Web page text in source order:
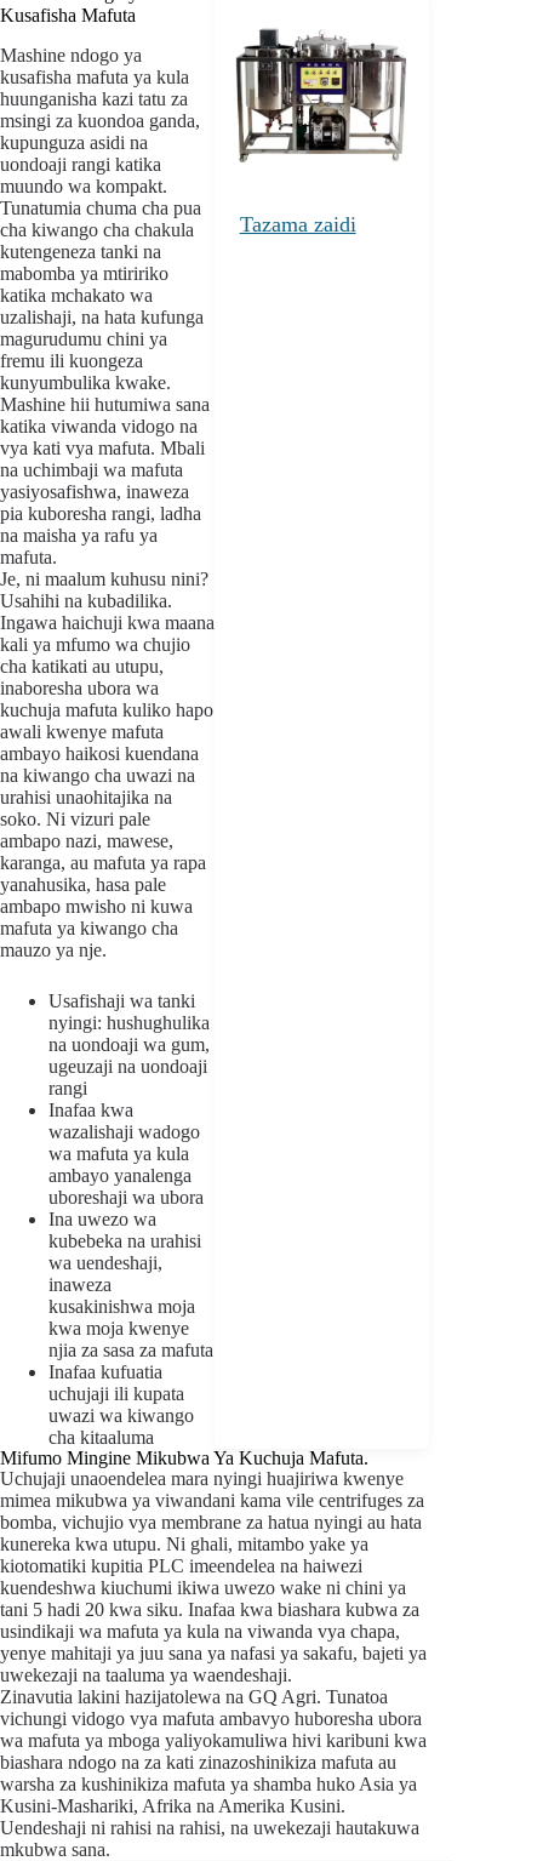
Kusafisha Mafuta
Mashine ndogo ya
kusafisha mafuta ya kula
huunganisha kazi tatu za
msingi za kuondoa ganda,
kupunguza asidi na
uondoaji rangi katika
muundo wa kompakt.
Tunatumia chuma cha pua
cha kiwango cha chakula
kutengeneza tanki na
mabomba ya mtiririko
katika mchakato wa
uzalishaji, na hata kufunga
magurudumu chini ya
fremu ili kuongeza
kunyumbulika kwake.
Mashine hii hutumiwa sana
katika viwanda vidogo na
vya kati vya mafuta. Mbali
na uchimbaji wa mafuta
yasiyosafishwa, inaweza
pia kuboresha rangi, ladha
na maisha ya rafu ya
mafuta.
Je, ni maalum kuhusu nini?
Usahihi na kubadilika.
Ingawa haichuji kwa maana
kali ya mfumo wa chujio
cha katikati au utupu,
inaboresha ubora wa
kuchuja mafuta kuliko hapo
awali kwenye mafuta
ambayo haikosi kuendana
na kiwango cha uwazi na
urahisi unaohitajika na
soko. Ni vizuri pale
ambapo nazi, mawese,
karanga, au mafuta ya rapa
yanahusika, hasa pale
ambapo mwisho ni kuwa
mafuta ya kiwango cha
mauzo ya nje.
Usafishaji wa tanki
nyingi: hushughulika
na uondoaji wa gum,
ugeuzaji na uondoaji
rangi
Inafaa kwa
wazalishaji wadogo
wa mafuta ya kula
ambayo yanalenga
uboreshaji wa ubora
Ina uwezo wa
kubebeka na urahisi
wa uendeshaji,
inaweza
kusakinishwa moja
kwa moja kwenye
njia za sasa za mafuta
Inafaa kufuatia
uchujaji ili kupata
uwazi wa kiwango
cha kitaaluma
Tazama zaidi
Mifumo Mingine Mikubwa Ya Kuchuja Mafuta.
Uchujaji unaoendelea mara nyingi huajiriwa kwenye
mimea mikubwa ya viwandani kama vile centrifuges za
bomba, vichujio vya membrane za hatua nyingi au hata
kunereka kwa utupu. Ni ghali, mitambo yake ya
kiotomatiki kupitia PLC imeendelea na haiwezi
kuendeshwa kiuchumi ikiwa uwezo wake ni chini ya
tani 5 hadi 20 kwa siku. Inafaa kwa biashara kubwa za
usindikaji wa mafuta ya kula na viwanda vya chapa,
yenye mahitaji ya juu sana ya nafasi ya sakafu, bajeti ya
uwekezaji na taaluma ya waendeshaji.
Zinavutia lakini hazijatolewa na GQ Agri. Tunatoa
vichungi vidogo vya mafuta ambavyo huboresha ubora
wa mafuta ya mboga yaliyokamuliwa hivi karibuni kwa
biashara ndogo na za kati zinazoshinikiza mafuta au
warsha za kushinikiza mafuta ya shamba huko Asia ya
Kusini-Mashariki, Afrika na Amerika Kusini.
Uendeshaji ni rahisi na rahisi, na uwekezaji hautakuwa
mkubwa sana.